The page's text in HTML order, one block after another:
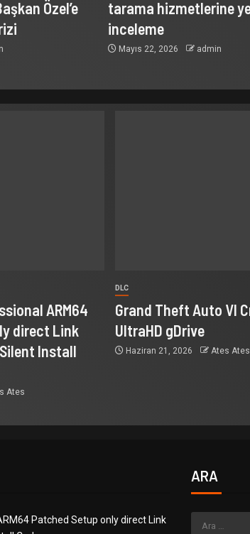
Özel’e
tarama hizmetlerine
inceleme
Mayıs 22, 2026 admin
ARM64
direct Link
Install
Ates
DLC
Grand Theft Auto VI
UltraHD gDrive
Haziran 21, 2026 Ates Ates
Patched Setup only direct Link
ARA